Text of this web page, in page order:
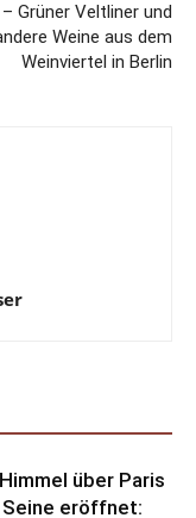
Grüner Veltliner und
Weine aus dem
Weinviertel in Berlin
über Paris
Seine eröffnet: